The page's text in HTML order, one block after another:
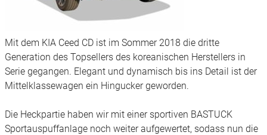
Mit dem KIA Ceed CD ist im Sommer 2018 die dritte
Generation des Topsellers des koreanischen Herstellers in
Serie gegangen. Elegant und dynamisch bis ins Detail ist der
Mittelklassewagen ein Hingucker geworden.
Die Heckpartie haben wir mit einer sportiven BASTUCK
Sportauspuffanlage noch weiter aufgewertet, sodass nun die